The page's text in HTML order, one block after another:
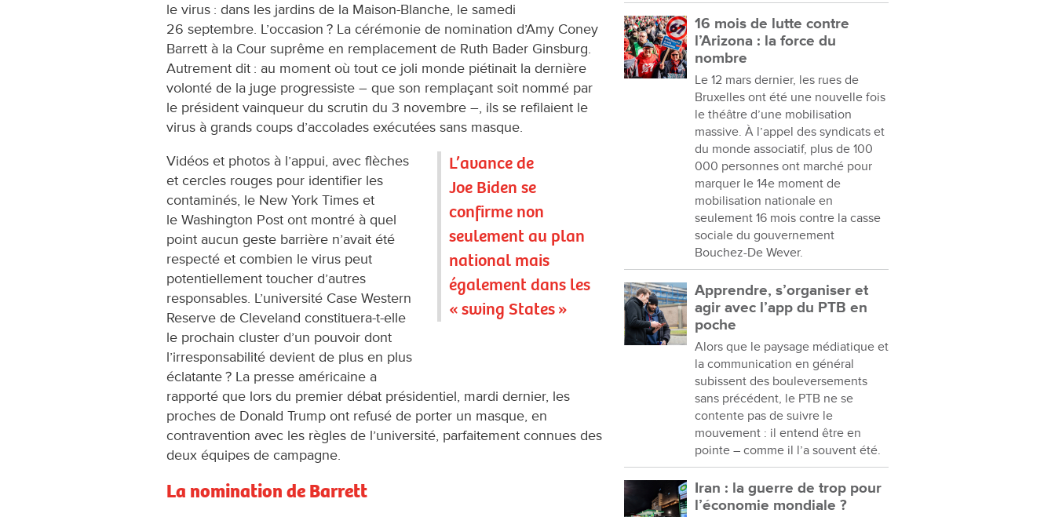
le virus : dans les jardins de la Maison-Blanche, le samedi
26 septembre. L’occasion ? La cérémonie de nomination d’Amy Coney
Barrett à la Cour suprême en remplacement de Ruth Bader Ginsburg.
Autrement dit : au moment où tout ce joli monde piétinait la dernière
volonté de la juge progressiste – que son remplaçant soit nommé par
le président vainqueur du scrutin du 3 novembre –, ils se refilaient le
virus à grands coups d’accolades exécutées sans masque.
L’avance de
Joe Biden se
confirme non
seulement au plan
national mais
également dans les
« swing States »
Vidéos et photos à l’appui, avec flèches
et cercles rouges pour identifier les
contaminés, le New York Times et
le Washington Post ont montré à quel
point aucun geste barrière n’avait été
respecté et combien le virus peut
potentiellement toucher d’autres
responsables. L’université Case Western
Reserve de Cleveland constituera-t-elle
le prochain cluster d’un pouvoir dont
l’irresponsabilité devient de plus en plus
éclatante ? La presse américaine a
rapporté que lors du premier débat présidentiel, mardi dernier, les
proches de Donald Trump ont refusé de porter un masque, en
contravention avec les règles de l’université, parfaitement connues des
deux équipes de campagne.
La nomination de Barrett
16 mois de lutte contre
l’Arizona : la force du
nombre
Le 12 mars dernier, les rues de
Bruxelles ont été une nouvelle fois
le théâtre d’une mobilisation
massive. À l’appel des syndicats et
du monde associatif, plus de 100
000 personnes ont marché pour
marquer le 14e moment de
mobilisation nationale en
seulement 16 mois contre la casse
sociale du gouvernement
Bouchez-De Wever.
Apprendre, s’organiser et
agir avec l’app du PTB en
poche
Alors que le paysage médiatique et
la communication en général
subissent des bouleversements
sans précédent, le PTB ne se
contente pas de suivre le
mouvement : il entend être en
pointe – comme il l’a souvent été.
Iran : la guerre de trop pour
l’économie mondiale ?